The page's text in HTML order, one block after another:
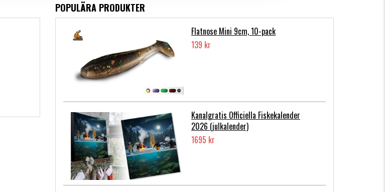
POPULÄRA PRODUKTER
Flatnose Mini 9cm, 10-pack
139 kr
Kanalgratis Officiella Fiskekalender
2026 (julkalender)
1695 kr